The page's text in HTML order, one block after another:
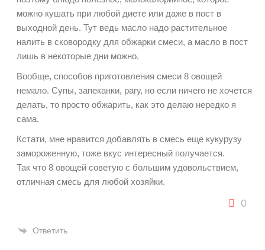
можно кушать при любой диете или даже в пост в
выходной день. Тут ведь масло надо растительное
налить в сковородку для обжарки смеси, а масло в пост
лишь в некоторые дни можно.
Вообще, способов приготовления смеси 8 овощей
немало. Супы, запеканки, рагу, но если ничего не хочется
делать, то просто обжарить, как это делаю нередко я
сама.
Кстати, мне нравится добавлять в смесь еще кукурузу
замороженную, тоже вкус интересный получается.
Так что 8 овощей советую с большим удовольствием,
отличная смесь для любой хозяйки.
0
Ответить